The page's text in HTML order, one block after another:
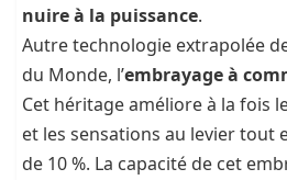
nuire à la puissance.
Autre technologie extrapolée
du Monde, l’embrayage à
Cet héritage améliore à la fois
et les sensations au levier tout
de 10 %. La capacité de cet